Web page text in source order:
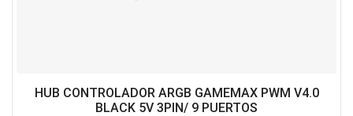
HUB CONTROLADOR ARGB GAMEMAX PWM V4.0
BLACK 5V 3PIN/ 9 PUERTOS